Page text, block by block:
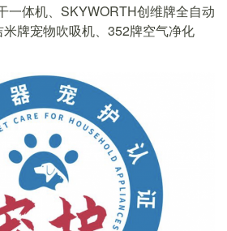
一体机、SKYWORTH创维牌全自动
牌宠物吹吸机、352牌空气净化